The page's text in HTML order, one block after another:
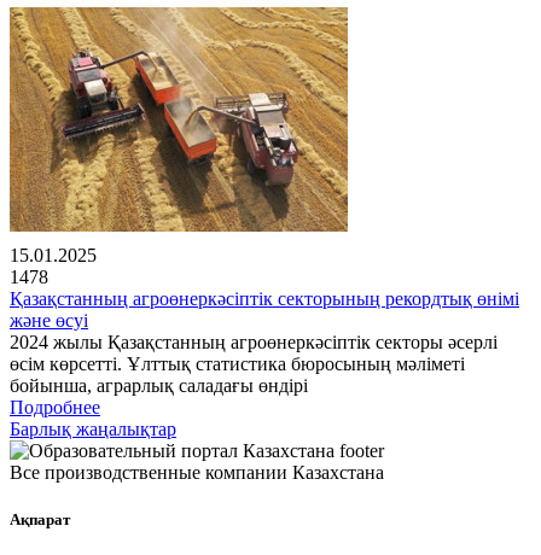
15.01.2025
1478
Қазақстанның агроөнеркәсіптік секторының рекордтық өнімі
және өсуі
2024 жылы Қазақстанның агроөнеркәсіптік секторы әсерлі
өсім көрсетті. Ұлттық статистика бюросының мәліметі
бойынша, аграрлық саладағы өндірі
Подробнее
Барлық жаңалықтар
Все производственные компании Казахстана
Ақпарат